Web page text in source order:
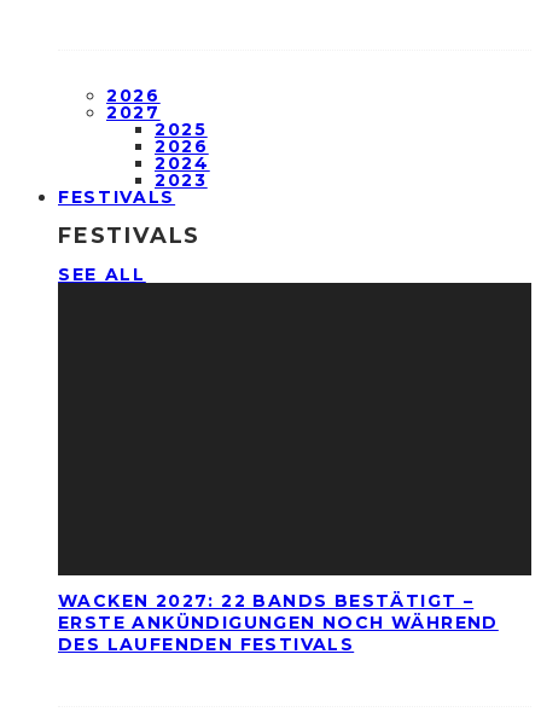
2026
2027
2025
2026
2024
2023
FESTIVALS
FESTIVALS
SEE ALL
WACKEN 2027: 22 BANDS BESTÄTIGT –
ERSTE ANKÜNDIGUNGEN NOCH WÄHREND
DES LAUFENDEN FESTIVALS